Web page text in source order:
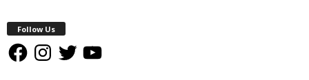
Follow Us
FacebookInstagram
Twitter YouTube